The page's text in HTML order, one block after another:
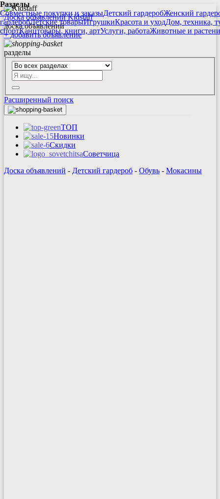
Разделы
Совместные покупки и заказыДетский гардеробЖенский
гардеробДетские товарыИгрушкиКрасота и уходДом, техника,
спортКанцтовары, книги, артУслуги, работаЖивотные и
Доска объявлений Kidstaff
доска объявлений
+добавитьобъявление
разделы
Расширенный поиск
ТОП
Новинки
Скидки
Советчица
Доска объявлений - Детский гардероб - Обувь - Мокасины